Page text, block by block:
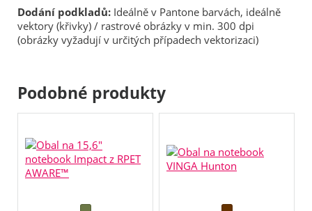
Dodání podkladů: Ideálně v Pantone barvách, ideálně
vektory (křivky) / rastrové obrázky v min. 300 dpi
(obrázky vyžadují v určitých případech vektorizaci)
Podobné produkty